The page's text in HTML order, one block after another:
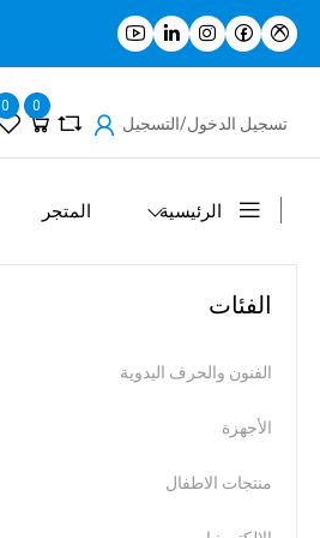
0 0
تسجيل الدخول/التسجيل
الرئيسية المتجر
الفئات
الفنون والحرف اليدوية
الأجهزة
منتجات الاطفال